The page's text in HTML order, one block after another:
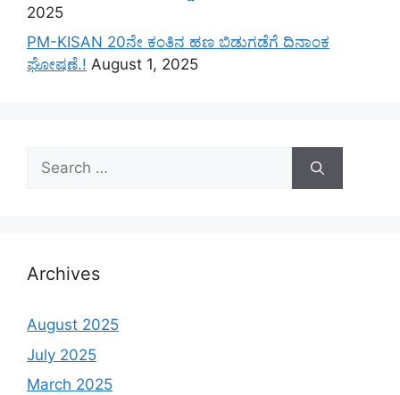
2025
PM-KISAN 20ನೇ ಕಂತಿನ ಹಣ ಬಿಡುಗಡೆಗೆ ದಿನಾಂಕ
ಘೋಷಣೆ.! August 1, 2025
Search
for:
Archives
August 2025
July 2025
March 2025